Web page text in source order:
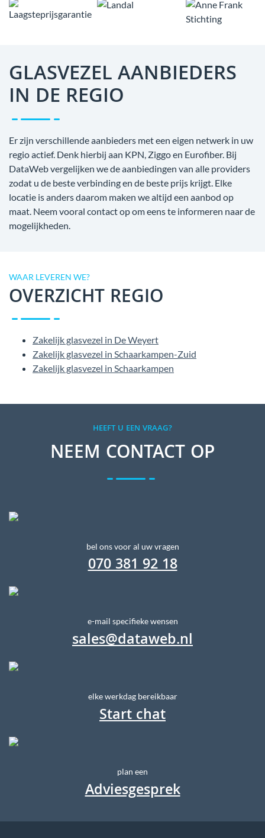
GLASVEZEL AANBIEDERS
IN DE REGIO
Er zijn verschillende aanbieders met een eigen netwerk in uw
regio actief. Denk hierbij aan KPN, Ziggo en Eurofiber. Bij
DataWeb vergelijken we de aanbiedingen van alle providers
zodat u de beste verbinding en de beste prijs krijgt. Elke
locatie is anders daarom maken we altijd een aanbod op
maat. Neem vooral contact op om eens te informeren naar de
mogelijkheden.
WAAR LEVEREN WE?
OVERZICHT REGIO
Zakelijk glasvezel in De Weyert
Zakelijk glasvezel in Schaarkampen-Zuid
Zakelijk glasvezel in Schaarkampen
HEEFT U EEN VRAAG?
NEEM CONTACT OP
bel ons voor al uw vragen
070 381 92 18
e-mail specifieke wensen
sales@dataweb.nl
elke werkdag bereikbaar
Start chat
plan een
Adviesgesprek